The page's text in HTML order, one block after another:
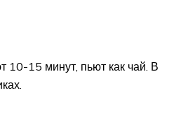
10-15 минут, пьют как чай. В